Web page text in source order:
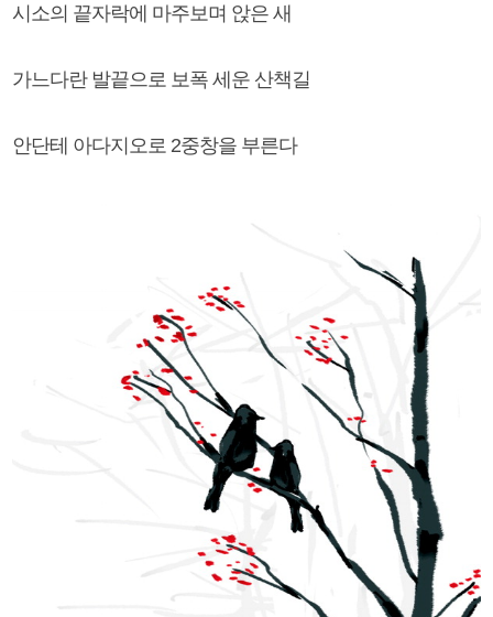
시소의 끝자락에 마주보며 앉은 새
가느다란 발끝으로 보폭 세운 산책길
안단테 아다지오로 2중창을 부른다